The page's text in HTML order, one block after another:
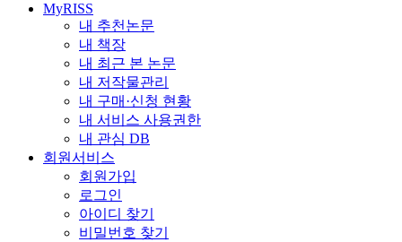
MyRISS
내 추천논문
내 책장
내 최근 본 논문
내 저작물관리
내 구매·신청 현황
내 서비스 사용권한
내 관심 DB
회원서비스
회원가입
로그인
아이디 찾기
비밀번호 찾기